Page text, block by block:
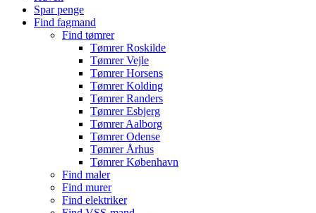
Spar penge
Find fagmand
Find tømrer
Tømrer Roskilde
Tømrer Vejle
Tømrer Horsens
Tømrer Kolding
Tømrer Randers
Tømrer Esbjerg
Tømrer Aalborg
Tømrer Odense
Tømrer Århus
Tømrer København
Find maler
Find murer
Find elektriker